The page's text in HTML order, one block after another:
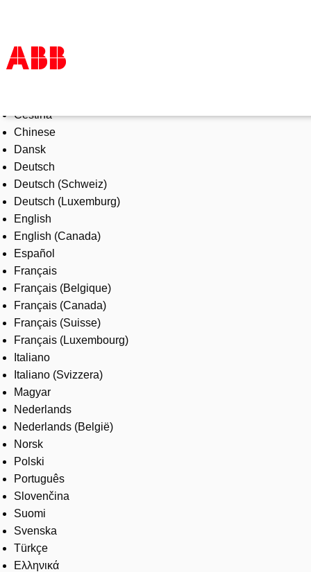
Products & Solutions
Industries
Services
About us
Where to buy
Contact us
Careers
Čeština
Chinese
Dansk
Deutsch
Deutsch (Schweiz)
Deutsch (Luxemburg)
English
English (Canada)
Español
Français
Français (Belgique)
Français (Canada)
Français (Suisse)
Français (Luxembourg)
Italiano
Italiano (Svizzera)
Magyar
Nederlands
Nederlands (België)
Norsk
Polski
Português
Slovenčina
Suomi
Svenska
Türkçe
Ελληνικά